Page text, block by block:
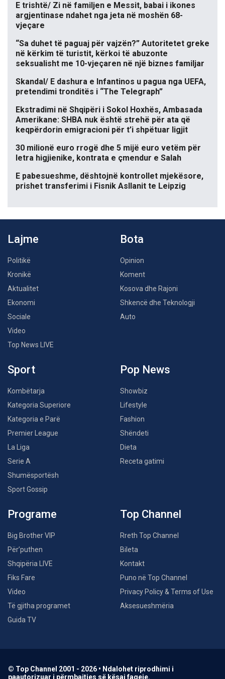
E trishtë/ Zi në familjen e Messit, babai i ikones
argjentinase ndahet nga jeta në moshën 68-
vjeçare
“Sa duhet të paguaj për vajzën?” Autoritetet greke
në kërkim të turistit, kërkoi të abuzonte
seksualisht me 10-vjeçaren në një biznes familjar
Skandal/ E dashura e Infantinos u pagua nga UEFA,
pretendimi tronditës i “The Telegraph”
Ekstradimi në Shqipëri i Sokol Hoxhës, Ambasada
Amerikane: SHBA nuk është strehë për ata që
keqpërdorin emigracioni për t’i shpëtuar ligjit
30 milionë euro rrogë dhe 5 mijë euro vetëm për
letra higjienike, kontrata e çmendur e Salah
E pabesueshme, dështojnë kontrollet mjekësore,
prishet transferimi i Fisnik Asllanit te Leipzig
Lajme
Politikë
Kronikë
Aktualitet
Ekonomi
Sociale
Video
Top News LIVE
Bota
Opinion
Koment
Kosova dhe Rajoni
Shkencë dhe Teknologji
Auto
Sport
Kombëtarja
Kategoria Superiore
Kategoria e Parë
Premier League
La Liga
Serie A
Shumësportësh
Sport Gossip
Pop News
Showbiz
Lifestyle
Fashion
Shëndeti
Dieta
Receta gatimi
Programe
Big Brother VIP
Për’puthen
Shqipëria LIVE
Fiks Fare
Video
Të gjitha programet
Guida TV
Top Channel
Rreth Top Channel
Bileta
Kontakt
Puno në Top Channel
Privacy Policy & Terms of Use
Aksesueshmëria
© Top Channel 2001 - 2026 • Ndalohet riprodhimi i
paautorizuar i përmbajtjes së kësaj faqeje.